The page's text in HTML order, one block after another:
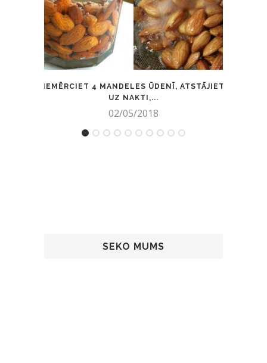
IEMĒRCIET 4 MANDELES ŪDENĪ, ATSTĀJIET
UZ NAKTI,...
02/05/2018
SEKO MUMS